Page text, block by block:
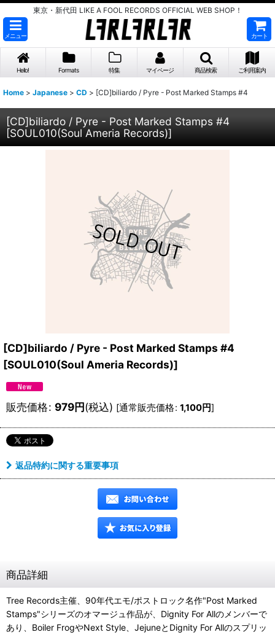
東京・新代田 LIKE A FOOL RECORDS OFFICIAL WEB SHOP！
メニュー カート
Hello! Formats 特集 マイページ 商品検索 ご利用案内
Home > Japanese > CD > [CD]biliardo / Pyre - Post Marked Stamps #4
[CD]biliardo / Pyre - Post Marked Stamps #4
[SOUL010(Soul Ameria Records)]
[CD]biliardo / Pyre - Post Marked Stamps #4
[SOUL010(Soul Ameria Records)]
販売価格: 979円(税込) [通常販売価格: 1,100円]
返品特約に関する重要事項
商品詳細
Tree Records主催、90年代エモ/ポストロック名作"Post Marked
Stamps"シリーズのオマージュ作品が、Dignity For Allのメンバーで
あり、Boiler FrogやNext Style、JejuneとDignity For Allのスプリッ